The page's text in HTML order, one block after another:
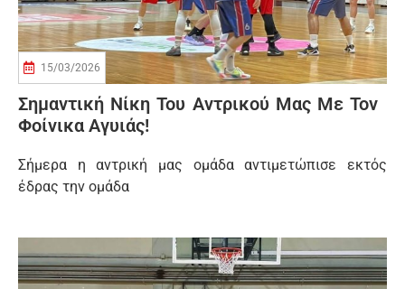
15/03/2026
Σημαντική Νίκη Του Αντρικού Μας Με Τον
Φοίνικα Αγυιάς!
Σήμερα η αντρική μας ομάδα αντιμετώπισε εκτός
έδρας την ομάδα